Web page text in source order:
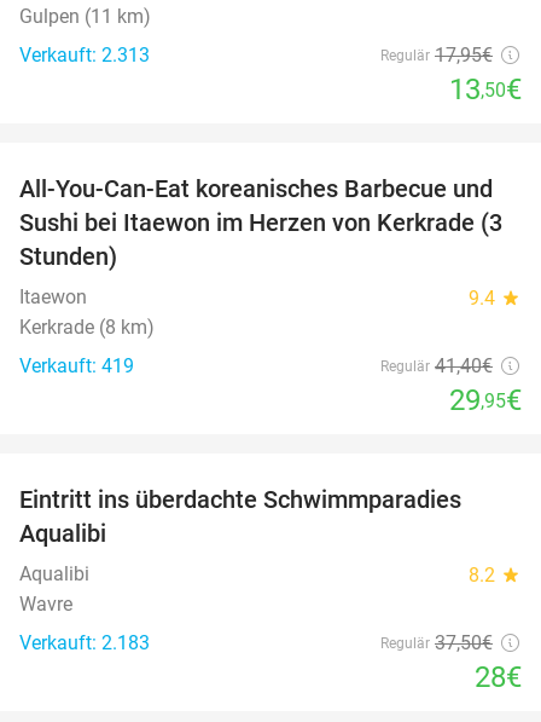
Gulpen (11 km)
Verkauft: 2.313
Regulär 17,95€
13,50€
28%
All-You-Can-Eat koreanisches Barbecue und
Sushi bei Itaewon im Herzen von Kerkrade (3
Stunden)
Itaewon 9.4 star
Kerkrade (8 km)
Verkauft: 419
Regulär 41,40€
29,95€
Eintritt ins überdachte Schwimmparadies
Aqualibi
Aqualibi 8.2 star
Wavre
Verkauft: 2.183
Regulär 37,50€
28€